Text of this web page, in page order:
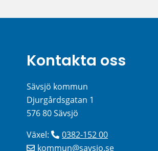
Kontakta oss
Sävsjö kommun
Djurgårdsgatan 1
576 80 Sävsjö
Växel:
0382-152 00
kommun@savsjo.se